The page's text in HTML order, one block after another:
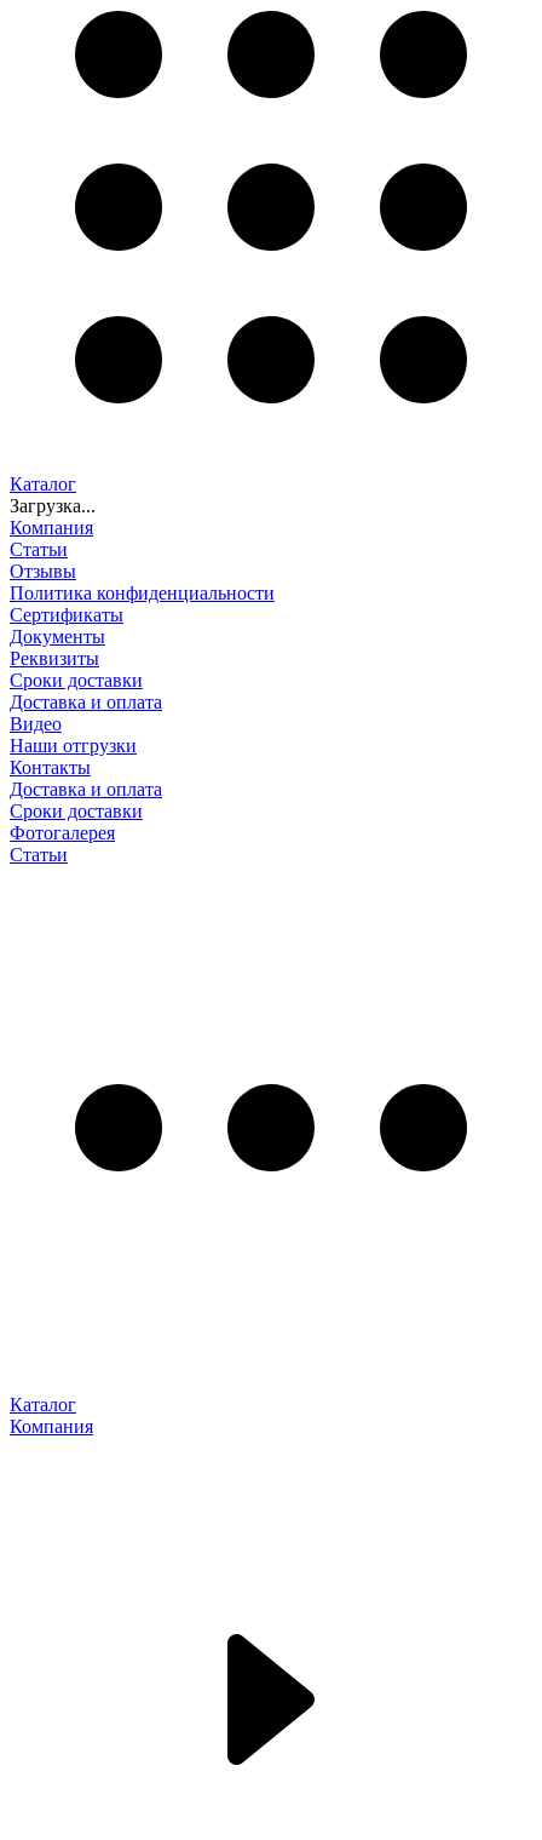
Каталог
Загрузка...
Компания
Статьи
Отзывы
Политика конфиденциальности
Сертификаты
Документы
Реквизиты
Сроки доставки
Доставка и оплата
Видео
Наши отгрузки
Контакты
Доставка и оплата
Сроки доставки
Фотогалерея
Статьи
Каталог
Компания